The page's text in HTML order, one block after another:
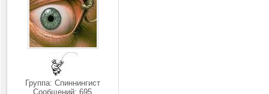
Группа: Спиннингист
Сообщений:695